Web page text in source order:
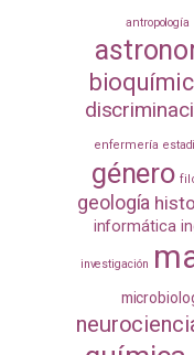
antropología
enfermería
género
geología
informática
investigación